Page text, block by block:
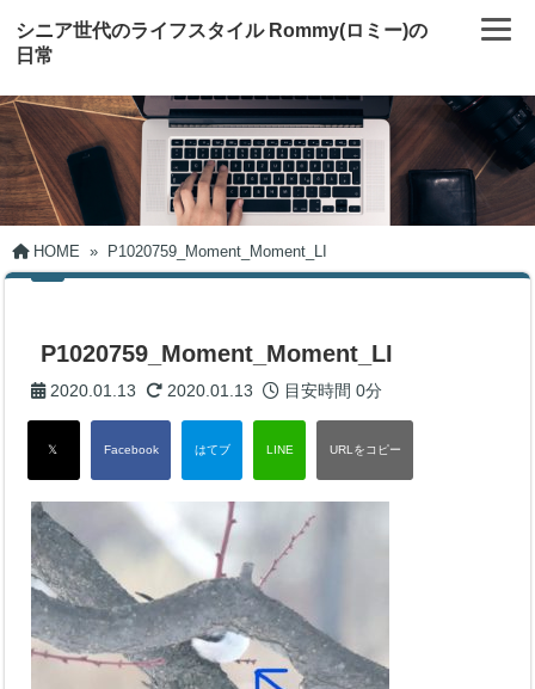
シニア世代のライフスタイル Rommy(ロミー)の
日常
HOME » P1020759_Moment_Moment_LI
P1020759_Moment_Moment_LI
2020.01.13 2020.01.13 目安時間0分